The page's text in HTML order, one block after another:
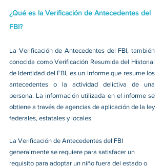
¿Qué es la Verificación de Antecedentes del
FBI?
La Verificación de Antecedentes del FBI, también
conocida como Verificación Resumida del Historial
de Identidad del FBI, es un informe que resume los
antecedentes o la actividad delictiva de una
persona. La información utilizada en el informe se
obtiene a través de agencias de aplicación de la ley
federales, estatales y locales.
La Verificación de Antecedentes del FBI
generalmente se requiere para satisfacer un
requisito para adoptar un niño fuera del estado o